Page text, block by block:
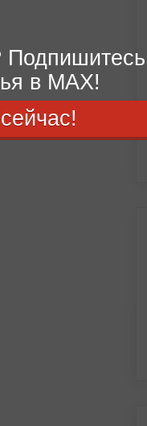
в MAX!